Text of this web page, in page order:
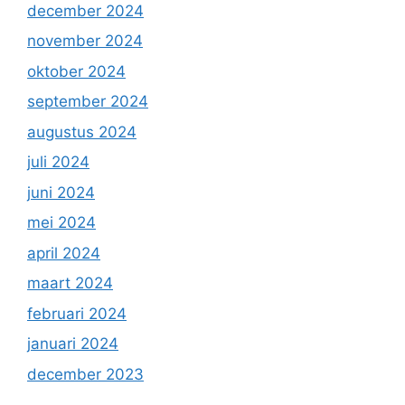
december 2024
november 2024
oktober 2024
september 2024
augustus 2024
juli 2024
juni 2024
mei 2024
april 2024
maart 2024
februari 2024
januari 2024
december 2023